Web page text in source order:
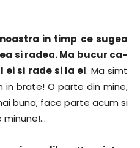
in timp ce sugea
si radea. Ma bucur ca-
ei si rade si la el. Ma simt
brate! O parte din mine,
buna, face parte acum si